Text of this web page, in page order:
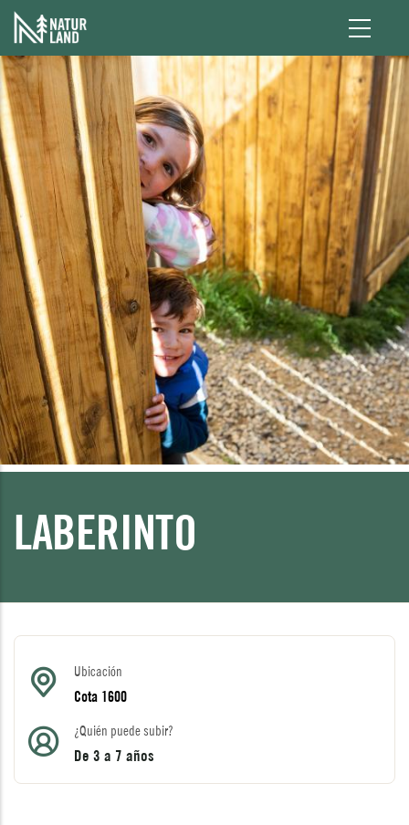
Pasar al contenido principal
LABERINTO
Ubicación
Cota 1600
¿Quién puede subir?
De 3 a 7 años